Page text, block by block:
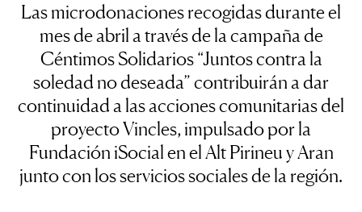
Las microdonaciones recogidas durante el
mes de abril a través de la campaña de
Céntimos Solidarios “Juntos contra la
soledad no deseada” contribuirán a dar
continuidad a las acciones comunitarias del
proyecto Vincles, impulsado por la
Fundación iSocial en el Alt Pirineu y Aran
junto con los servicios sociales de la región.